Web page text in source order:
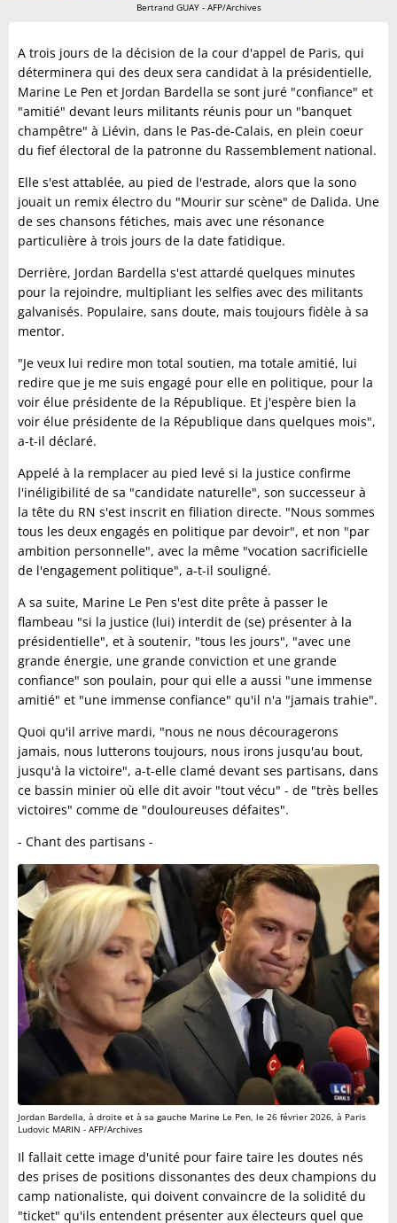
Bertrand GUAY - AFP/Archives
A trois jours de la décision de la cour d'appel de Paris, qui
déterminera qui des deux sera candidat à la présidentielle,
Marine Le Pen et Jordan Bardella se sont juré "confiance" et
"amitié" devant leurs militants réunis pour un "banquet
champêtre" à Liévin, dans le Pas-de-Calais, en plein coeur
du fief électoral de la patronne du Rassemblement national.
Elle s'est attablée, au pied de l'estrade, alors que la sono
jouait un remix électro du "Mourir sur scène" de Dalida. Une
de ses chansons fétiches, mais avec une résonance
particulière à trois jours de la date fatidique.
Derrière, Jordan Bardella s'est attardé quelques minutes
pour la rejoindre, multipliant les selfies avec des militants
galvanisés. Populaire, sans doute, mais toujours fidèle à sa
mentor.
"Je veux lui redire mon total soutien, ma totale amitié, lui
redire que je me suis engagé pour elle en politique, pour la
voir élue présidente de la République. Et j'espère bien la
voir élue présidente de la République dans quelques mois",
a-t-il déclaré.
Appelé à la remplacer au pied levé si la justice confirme
l'inéligibilité de sa "candidate naturelle", son successeur à
la tête du RN s'est inscrit en filiation directe. "Nous sommes
tous les deux engagés en politique par devoir", et non "par
ambition personnelle", avec la même "vocation sacrificielle
de l'engagement politique", a-t-il souligné.
A sa suite, Marine Le Pen s'est dite prête à passer le
flambeau "si la justice (lui) interdit de (se) présenter à la
présidentielle", et à soutenir, "tous les jours", "avec une
grande énergie, une grande conviction et une grande
confiance" son poulain, pour qui elle a aussi "une immense
amitié" et "une immense confiance" qu'il n'a "jamais trahie".
Quoi qu'il arrive mardi, "nous ne nous découragerons
jamais, nous lutterons toujours, nous irons jusqu'au bout,
jusqu'à la victoire", a-t-elle clamé devant ses partisans, dans
ce bassin minier où elle dit avoir "tout vécu" - de "très belles
victoires" comme de "douloureuses défaites".
- Chant des partisans -
Jordan Bardella, à droite et à sa gauche Marine Le Pen, le 26 février 2026, à Paris
Ludovic MARIN - AFP/Archives
Il fallait cette image d'unité pour faire taire les doutes nés
des prises de positions dissonantes des deux champions du
camp nationaliste, qui doivent convaincre de la solidité du
"ticket" qu'ils entendent présenter aux électeurs quel que